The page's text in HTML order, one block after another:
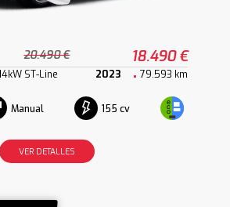
20.490 € 18.490 €
ST-Line 2023 79.593 km
Manual 155 cv
VER DETALLES